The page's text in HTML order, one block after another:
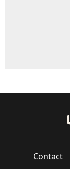
Contact